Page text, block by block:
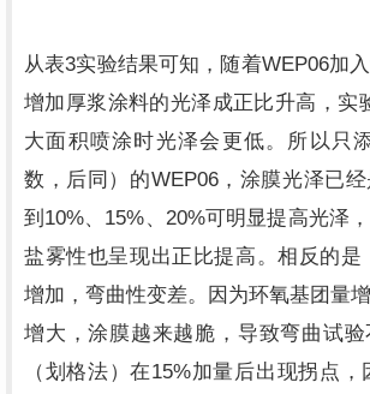
从表3实验结果可知，随着WEP06加
增加厚浆涂料的光泽成正比升高，实
大面积喷涂时光泽会更低。所以只
数，后同）的WEP06，涂膜光泽已
到 10%、 15%、 20%可明显提高光泽
盐雾性也呈现出正比提高。相反的是
增加，弯曲性变差。因为环氧基团量
增大，涂膜越来越脆，导致弯曲试
（划格法）在15%加量后出现拐点，